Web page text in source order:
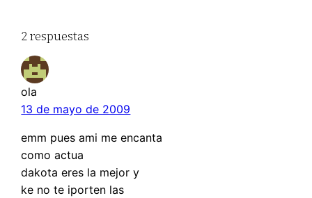
2 respuestas
ola
13 de mayo de 2009
emm pues ami me encanta
como actua
dakota eres la mejor y
ke no te iporten las